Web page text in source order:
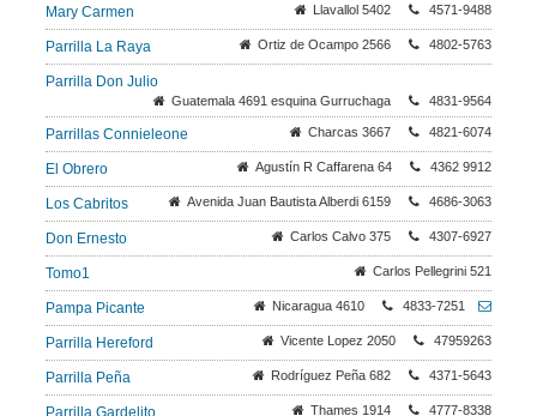
Mary Carmen Llavallol 5402 4571-9488
Parrilla La Raya Ortiz de Ocampo 2566 4802-5763
Parrilla Don Julio
Guatemala 4691 esquina Gurruchaga 4831-9564
Parrillas Connieleone Charcas 3667 4821-6074
El Obrero Agustín R Caffarena 64 4362 9912
Los Cabritos Avenida Juan Bautista Alberdi 6159 4686-3063
Don Ernesto Carlos Calvo 375 4307-6927
Tomo1 Carlos Pellegrini 521
Pampa Picante Nicaragua 4610 4833-7251
Parrilla Hereford Vicente Lopez 2050 47959263
Parrilla Peña Rodríguez Peña 682 4371-5643
Parrilla Gardelito Thames 1914 4777-8338